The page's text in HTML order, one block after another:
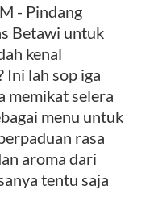
- Pindang
Betawi untuk
kenal
Ini lah sop iga
memikat selera
menu untuk
rasa
aroma dari
tentu saja